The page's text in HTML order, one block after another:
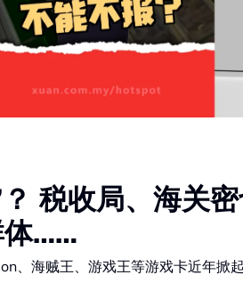
税收局、海关
体……
、海贼王、游戏王等游戏卡近年掀